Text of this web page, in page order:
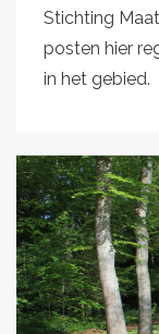
Stichting
posten hier
in het gebied.